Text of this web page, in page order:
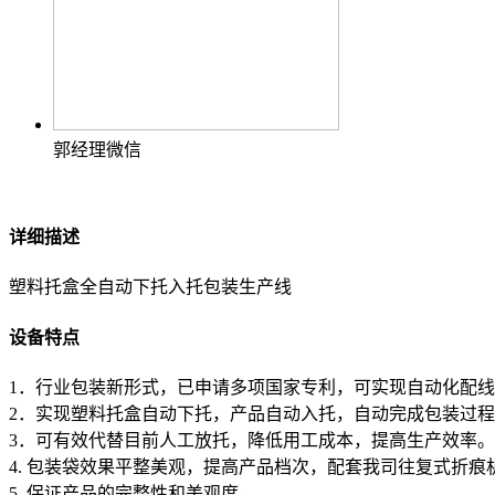
郭经理微信
详细描述
塑料托盒全自动下托入托包装生产线
设备特点
1．行业包装新形式，已申请多项国家专利，可实现自动化配线
2．实现塑料托盒自动下托，产品自动入托，自动完成包装过程
3．可有效代替目前人工放托，降低用工成本，提高生产效率。
4. 包装袋效果平整美观，提高产品档次，配套我司往复式折痕